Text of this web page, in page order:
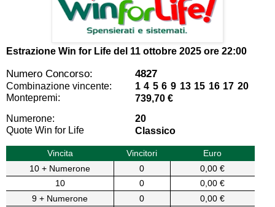
Estrazione Win for Life del 11 ottobre 2025 ore 22:00
Numero Concorso: 4827
Combinazione vincente:
1 4 5 6 9 13 15 16 17 20
Montepremi:
739,70 €
Numerone:
20
Quote Win for Life
Classico
Vincita Vincitori
Euro
10 + Numerone
0
0,00 €
10
0
0,00 €
9 + Numerone
0
0,00 €